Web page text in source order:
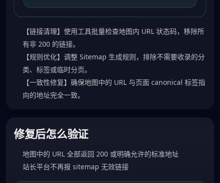
【链接清理】使用工具批量检查地图内 URL 状态码，移除所
有非 200 的链接。
【规则优化】调整 Sitemap 生成规则，排除不需要收录的分
类、标签或临时分页。
【一致性修复】确保地图中的 URL 与页面 canonical 标签指
向的地址完全一致。
修复后怎么验证
地图中的 URL 全部返回 200 或明确允许的标准地址
站长平台不再报 sitemap 无效链接